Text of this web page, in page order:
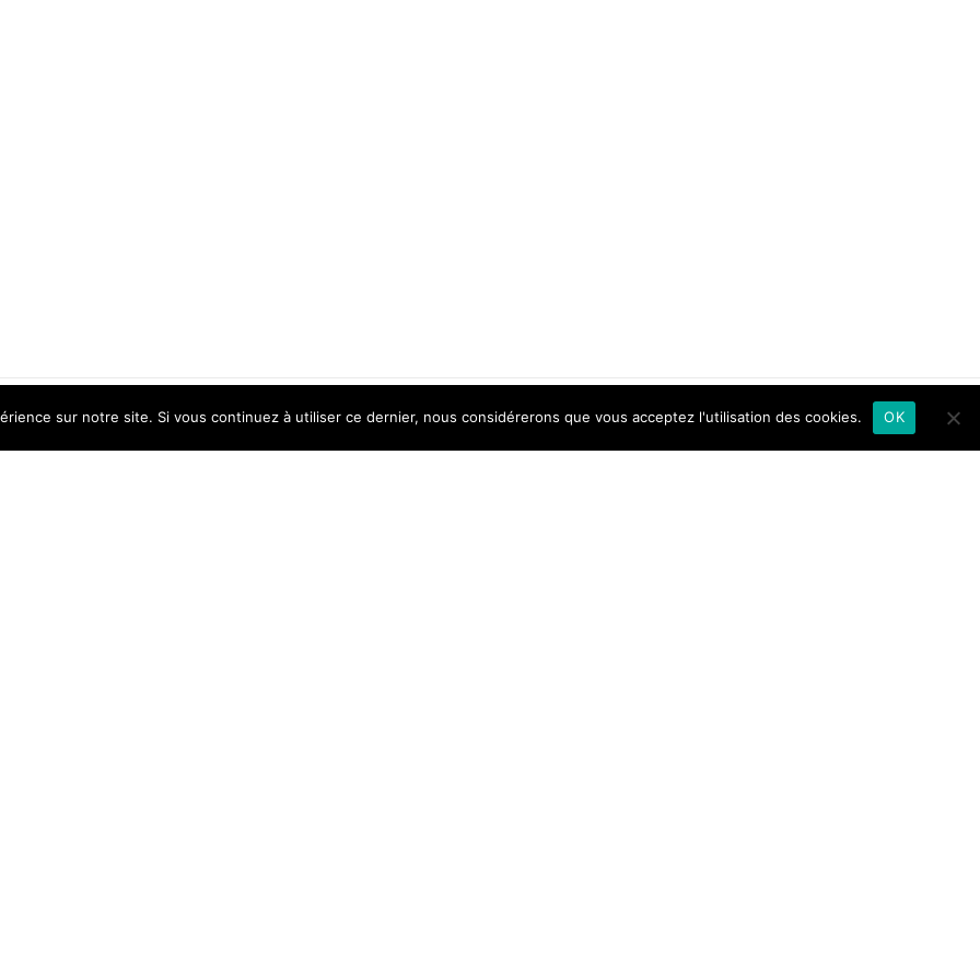
sur notre site. Si vous continuez à utiliser ce dernier, nous considérerons que vous acceptez l'utilisation des cookies. OK